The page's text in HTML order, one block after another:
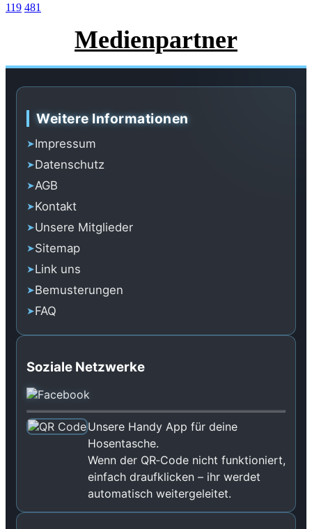
119 481
Medienpartner
Weitere Informationen
Impressum
Datenschutz
AGB
Kontakt
Unsere Mitglieder
Sitemap
Link uns
Bemusterungen
FAQ
Soziale Netzwerke
Unsere Handy App für deine
Hosentasche.
Wenn der QR‑Code nicht funktioniert,
einfach draufklicken – ihr werdet
automatisch weitergeleitet.